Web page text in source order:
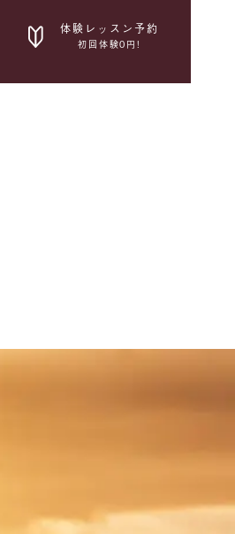
体験レッスン予約
初回体験0円!